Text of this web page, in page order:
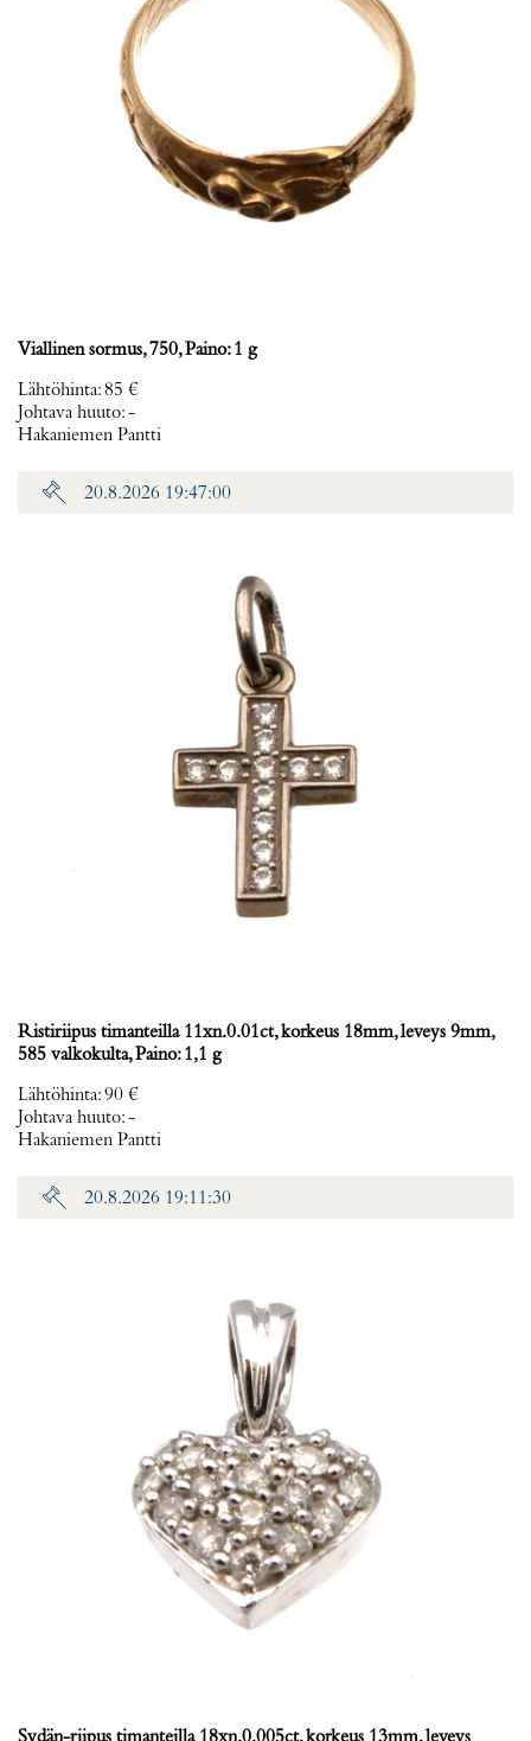
Viallinen sormus, 750, Paino: 1 g
Lähtöhinta:85 €
Johtava huuto:-
Hakaniemen Pantti
20.8.2026 19:47:00
Ristiriipus timanteilla 11xn.0.01ct, korkeus 18mm, leveys 9mm,
585 valkokulta, Paino: 1,1 g
Lähtöhinta:90 €
Johtava huuto:-
Hakaniemen Pantti
20.8.2026 19:11:30